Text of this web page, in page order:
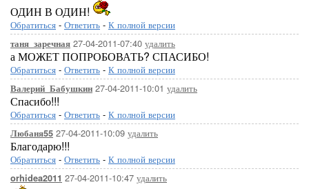
ОДИН В ОДИН!
Обратиться - Ответить - К полной версии
таня_заречная 27-04-2011-07:40 удалить
а МОЖЕТ ПОПРОБОВАТЬ? СПАСИБО!
Обратиться - Ответить - К полной версии
Валерий_Бабушкин 27-04-2011-10:01 удалить
Спасибо!!!
Обратиться - Ответить - К полной версии
Любаня55 27-04-2011-10:09 удалить
Благодарю!!!
Обратиться - Ответить - К полной версии
orhidea2011 27-04-2011-10:47 удалить